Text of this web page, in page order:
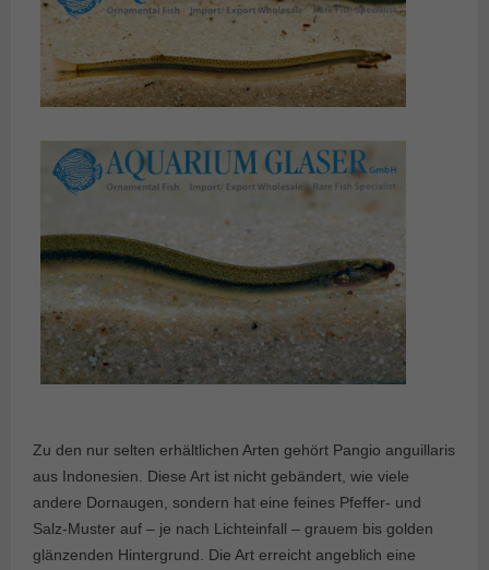
Zu den nur selten erhältlichen Arten gehört Pangio anguillaris
aus Indonesien. Diese Art ist nicht gebändert, wie viele
andere Dornaugen, sondern hat eine feines Pfeffer- und
Salz-Muster auf – je nach Lichteinfall – grauem bis golden
glänzenden Hintergrund. Die Art erreicht angeblich eine